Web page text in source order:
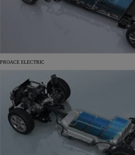
PROACE ELECTRIC